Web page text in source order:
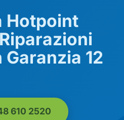
Hotpoint
12
610 2520